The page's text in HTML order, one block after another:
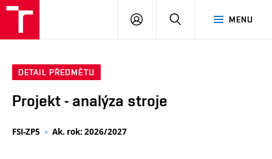
MENU
PŘIHLÁSIT
DETAIL PŘEDMĚTU
Projekt - analýza stroje
FSI-ZP5 Ak. rok: 2026/2027